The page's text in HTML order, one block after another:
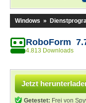
Windows »
RoboForm
4.813 Downloads
Jetzt
Getestet: Frei von